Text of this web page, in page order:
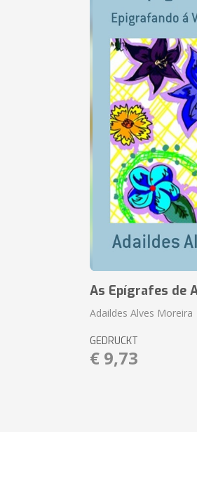
As Epígrafes de
Adaildes Alves Moreira
GEDRUCKT
€ 9,73